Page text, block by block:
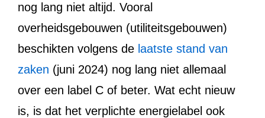
nog lang niet altijd. Vooral
overheidsgebouwen (utiliteitsgebouwen)
beschikten volgens de laatste stand van
zaken (juni 2024) nog lang niet allemaal
over een label C of beter. Wat echt nieuw
is, is dat het verplichte energielabel ook